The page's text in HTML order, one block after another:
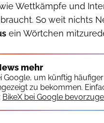
Wettkämpfe und
So weit nichts
ein Wörtchen
mehr
Google, um künftig
zu bekommen.
BikeX bei Google